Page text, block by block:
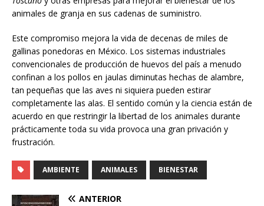
animales de granja en sus cadenas de suministro.
Este compromiso mejora la vida de decenas de miles de
gallinas ponedoras en México. Los sistemas industriales
convencionales de producción de huevos del país a menudo
confinan a los pollos en jaulas diminutas hechas de alambre,
tan pequeñas que las aves ni siquiera pueden estirar
completamente las alas. El sentido común y la ciencia están de
acuerdo en que restringir la libertad de los animales durante
prácticamente toda su vida provoca una gran privación y
frustración.
AMBIENTE ANIMALES BIENESTAR
ANTERIOR